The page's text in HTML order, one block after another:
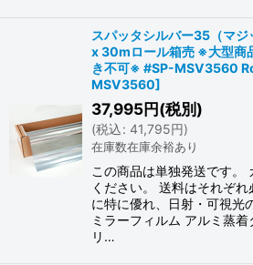
スパッタシルバー35（マ
x 30mロール箱売 ※大型商
き不可※ #SP-MSV3560
MSV3560]
37,995円(税別)
(税込: 41,795円)
在庫数在庫余裕あり
この商品は単独発送です。
ください。 送料はそれぞ
に特に優れ、日射・可視光
ミラーフィルム アルミ蒸着
リ…